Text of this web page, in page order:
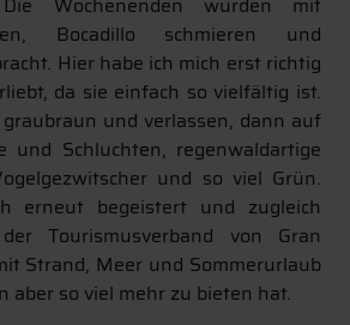
Bocadillo schmieren und
Hier habe ich mich erst richtig
da sie einfach so vielfältig ist.
und verlassen, dann auf
und Schluchten, regenwaldartige
und so viel Grün.
erneut begeistert und zugleich
Tourismusverband von Gran
Strand, Meer und Sommerurlaub
aber so viel mehr zu bieten hat.